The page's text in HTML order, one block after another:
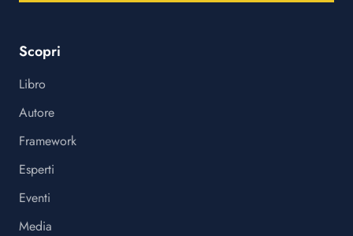
Scopri
Libro
Autore
Framework
Esperti
Eventi
Media